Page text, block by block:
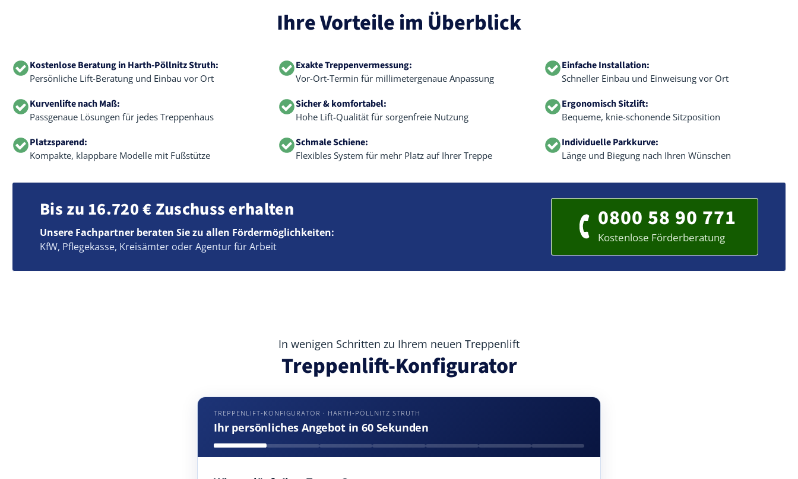
Ihre Vorteile im Überblick
Kostenlose Beratung in Harth-Pöllnitz Struth:
Persönliche Lift-Beratung und Einbau vor Ort
Exakte Treppenvermessung:
Vor-Ort-Termin für millimetergenaue Anpassung
Einfache Installation:
Schneller Einbau und Einweisung vor Ort
Kurvenlifte nach Maß:
Passgenaue Lösungen für jedes Treppenhaus
Sicher & komfortabel:
Hohe Lift-Qualität für sorgenfreie Nutzung
Ergonomisch Sitzlift:
Bequeme, knie-schonende Sitzposition
Platzsparend:
Kompakte, klappbare Modelle mit Fußstütze
Schmale Schiene:
Flexibles System für mehr Platz auf Ihrer Treppe
Individuelle Parkkurve:
Länge und Biegung nach Ihren Wünschen
Bis zu 16.720 € Zuschuss erhalten
Unsere Fachpartner beraten Sie zu allen Fördermöglichkeiten:
KfW, Pflegekasse, Kreisämter oder Agentur für Arbeit
0800 58 90 771
Kostenlose Förderberatung
In wenigen Schritten zu Ihrem neuen Treppenlift
Treppenlift-Konfigurator
TREPPENLIFT-KONFIGURATOR · HARTH-PÖLLNITZ STRUTH
Ihr persönliches Angebot in 60 Sekunden